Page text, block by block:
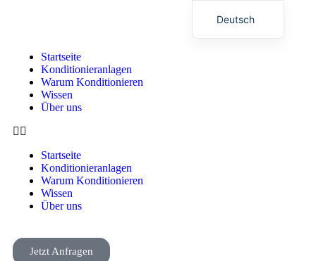
Startseite
Konditionieranlagen
Warum Konditionieren
Wissen
Über uns
Startseite
Konditionieranlagen
Warum Konditionieren
Wissen
Über uns
Jetzt Anfragen
Deutsch